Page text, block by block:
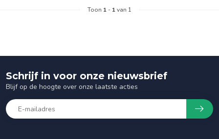
Toon 1 - 1van 1
Schrijf in voor onze nieuwsbrief
Blijf op de hoogte over onze laatste acties